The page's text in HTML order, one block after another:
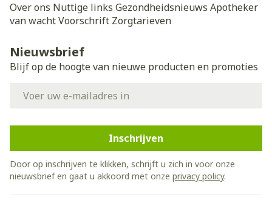
Over ons Nuttige links Gezondheidsnieuws Apotheker
van wachtVoorschrift Zorgtarieven
Nieuwsbrief
Blijf op de hoogte van nieuwe producten en promoties
Inschrijven
Door op inschrijven te klikken, schrijft u zich in voor onze
nieuwsbrief en gaat u akkoord met onze privacy policy.